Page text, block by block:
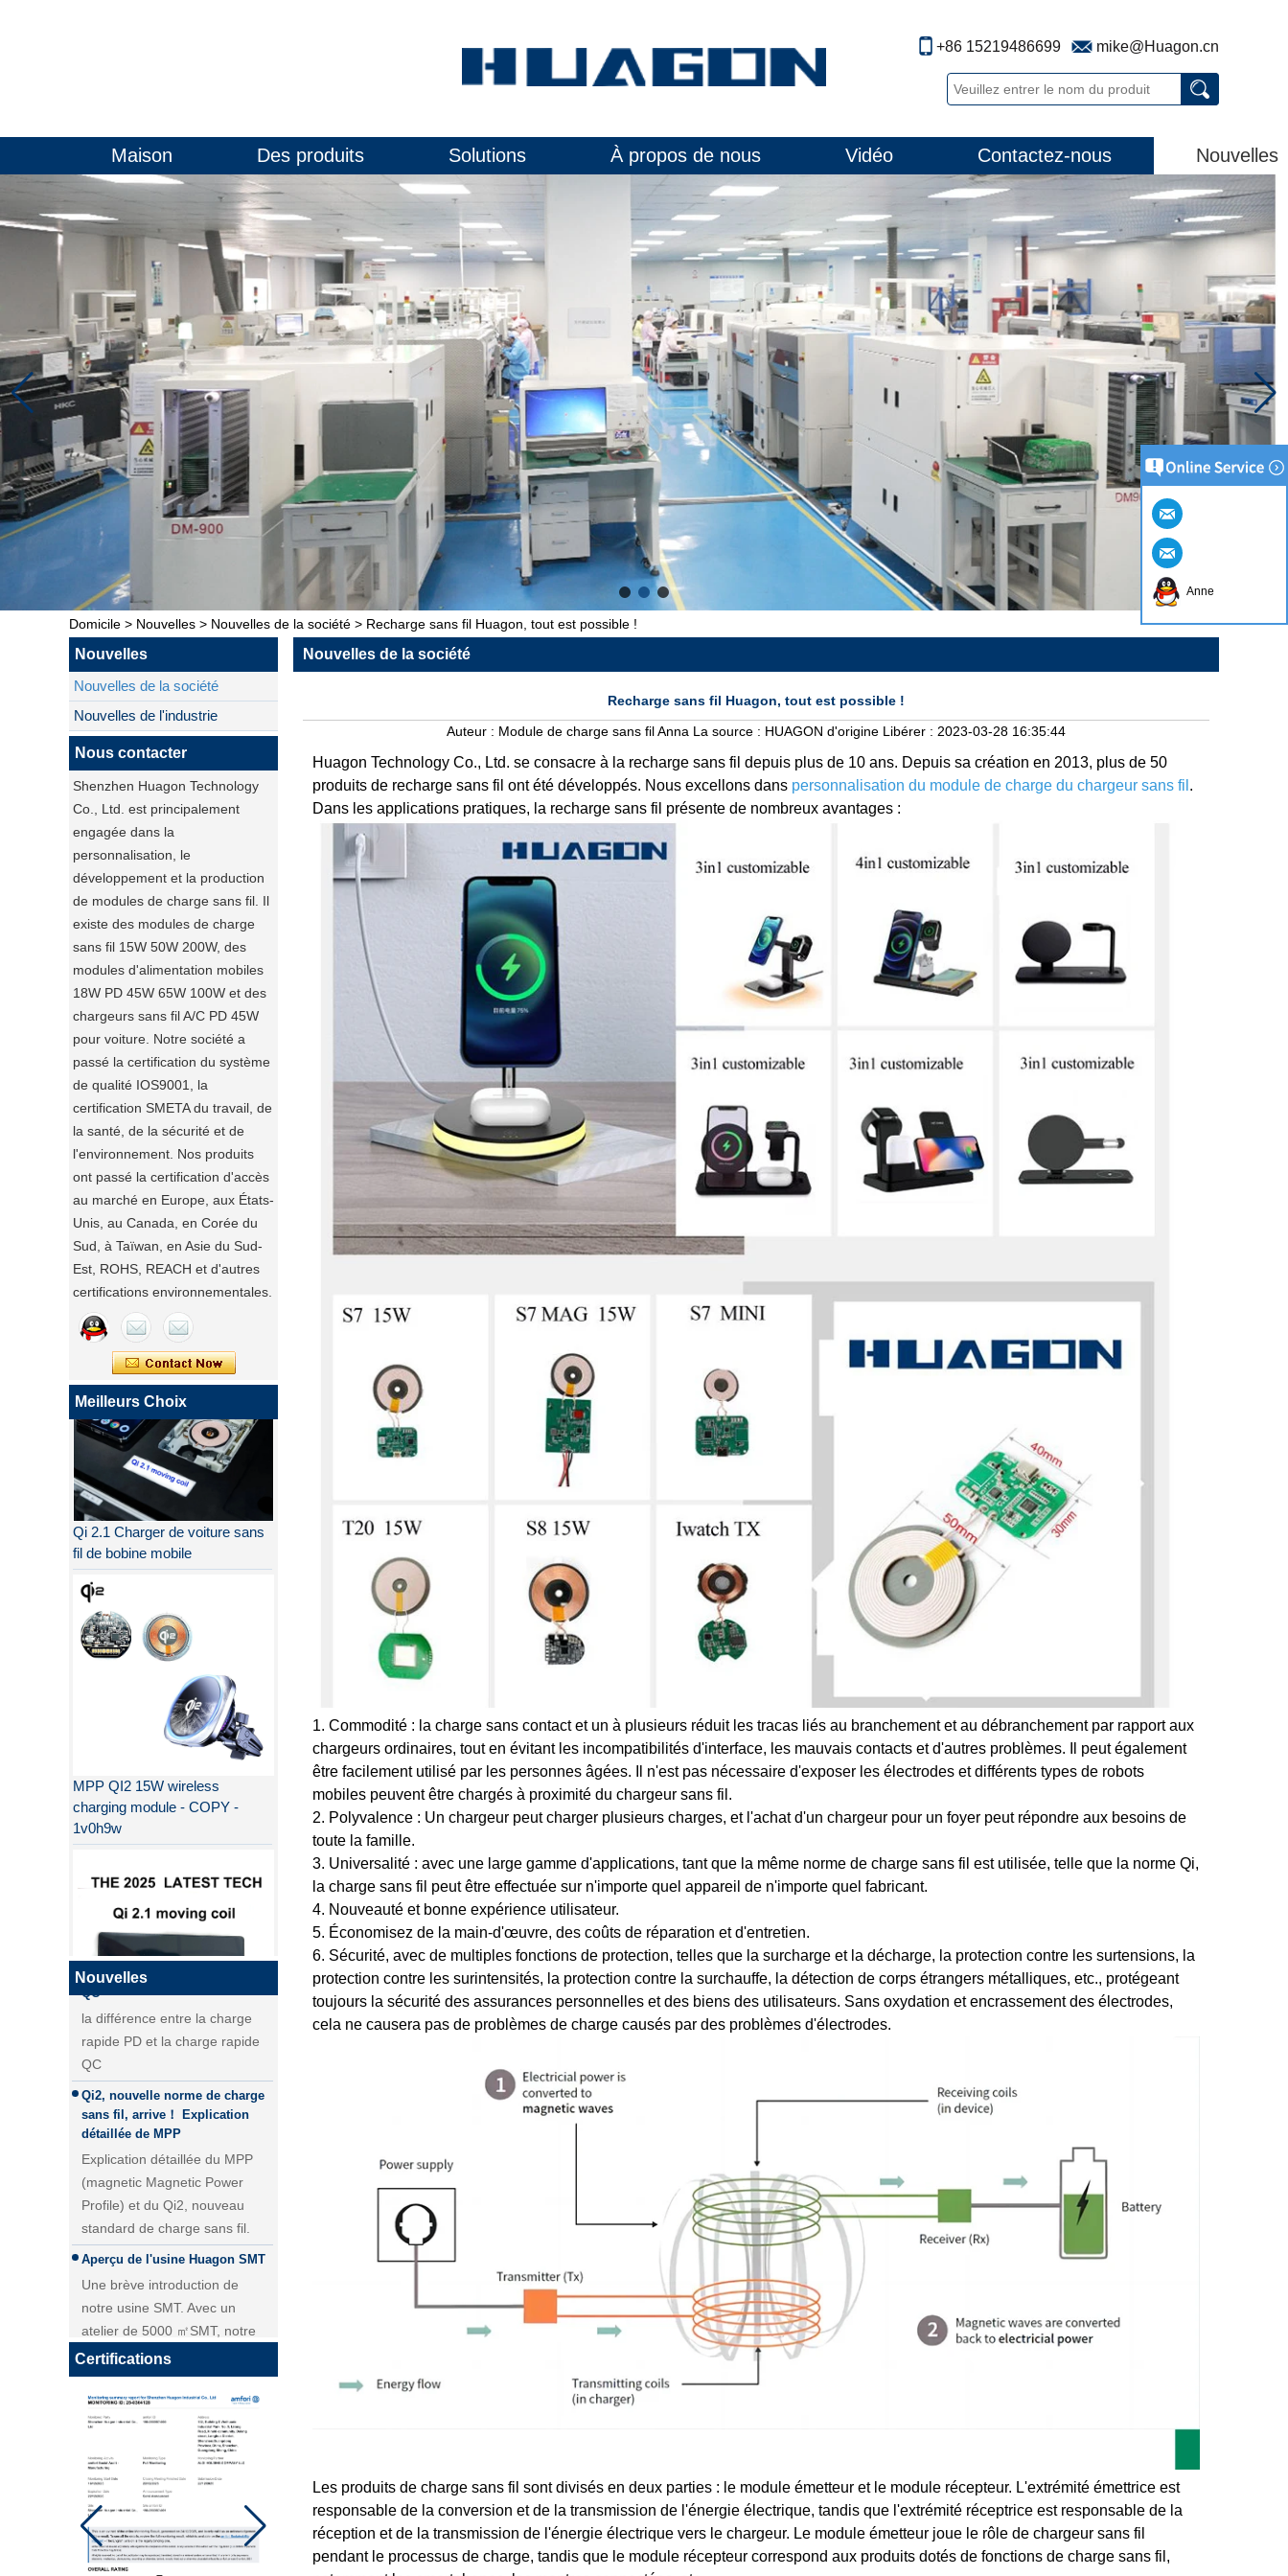
+86 15219486699 mike@Huagon.cn
Maison Des produits Solutions À propos de nous Vidéo Contactez-nous Nouvelles
Domicile > Nouvelles > Nouvelles de la société > Recharge sans fil Huagon, tout est possible !
Nouvelles
Nouvelles de la société
Nouvelles de l'industrie
Nous contacter
Shenzhen Huagon Technology
Co., Ltd. est principalement
engagée dans la
personnalisation, le
développement et la production
de modules de charge sans fil. Il
existe des modules de charge
sans fil 15W 50W 200W, des
modules d'alimentation mobiles
18W PD 45W 65W 100W et des
chargeurs sans fil A/C PD 45W
pour voiture. Notre société a
passé la certification du système
de qualité IOS9001, la
certification SMETA du travail, de
la santé, de la sécurité et de
l'environnement. Nos produits
ont passé la certification d'accès
au marché en Europe, aux États-
Unis, au Canada, en Corée du
Sud, à Taïwan, en Asie du Sud-
Est, ROHS, REACH et d'autres
certifications environnementales.
Meilleurs Choix
Qi 2.1 Charger de voiture sans
fil de bobine mobile
charging module - COPY -
1v0h9w
Module de charge sans fil 25W
QI2 Chargeur sans fil - Copie -
JCJW30
Qi 2.1 Charger de voiture sans
fil de bobine mobile
Nouvelles
Pourquoi QI2 est meilleur que
QI ?
la différence entre la charge
rapide PD et la charge rapide
QC
rapide PD et la charge rapide
Qi2, nouvelle norme de charge
sans fil, arrive！ Explication
détaillée de MPP
Explication détaillée du MPP
(magnetic Magnetic Power
Profile) et du Qi2, nouveau
standard de charge sans fil.
Aperçu de l'usine Huagon SMT
Une brève introduction de
notre usine SMT. Avec un
atelier de 5000 ㎡SMT, notre
livraison quotidienne pour le
Personnalisation du module de
charge sans fil Huagon solution
de charge sans fil unique
Personnalisation du module de
charge sans fil Huagon solution
de charge sans fil unique et
explication détaillée
Huagon, nous sommes prêts
Certifications
Nouvelles de la société
Recharge sans fil Huagon, tout est possible !
Auteur : Module de charge sans fil Anna La source : HUAGON d'origine Libérer : 2023-03-28 16:35:44
Huagon Technology Co., Ltd. se consacre à la recharge sans fil depuis plus de 10 ans. Depuis sa création en 2013, plus de 50
produits de recharge sans fil ont été développés. Nous excellons dans personnalisation du module de charge du chargeur sans fil .
Dans les applications pratiques, la recharge sans fil présente de nombreux avantages :
1. Commodité : la charge sans contact et un à plusieurs réduit les tracas liés au branchement et au débranchement par rapport aux
chargeurs ordinaires, tout en évitant les incompatibilités d'interface, les mauvais contacts et d'autres problèmes. Il peut également
être facilement utilisé par les personnes âgées. Il n'est pas nécessaire d'exposer les électrodes et différents types de robots
mobiles peuvent être chargés à proximité du chargeur sans fil.
2. Polyvalence : Un chargeur peut charger plusieurs charges, et l'achat d'un chargeur pour un foyer peut répondre aux besoins de
toute la famille.
3. Universalité : avec une large gamme d'applications, tant que la même norme de charge sans fil est utilisée, telle que la norme Qi,
la charge sans fil peut être effectuée sur n'importe quel appareil de n'importe quel fabricant.
4. Nouveauté et bonne expérience utilisateur.
5. Économisez de la main-d'œuvre, des coûts de réparation et d'entretien.
6. Sécurité, avec de multiples fonctions de protection, telles que la surcharge et la décharge, la protection contre les surtensions, la
protection contre les surintensités, la protection contre la surchauffe, la détection de corps étrangers métalliques, etc., protégeant
toujours la sécurité des assurances personnelles et des biens des utilisateurs. Sans oxydation et encrassement des électrodes,
cela ne causera pas de problèmes de charge causés par des problèmes d'électrodes.
Les produits de charge sans fil sont divisés en deux parties : le module émetteur et le module récepteur. L'extrémité émettrice est
responsable de la conversion et de la transmission de l'énergie électrique, tandis que l'extrémité réceptrice est responsable de la
réception et de la transmission de l'énergie électrique vers le chargeur. Le module émetteur joue le rôle de chargeur sans fil
pendant le processus de charge, tandis que le module récepteur correspond aux produits dotés de fonctions de charge sans fil,
Anne